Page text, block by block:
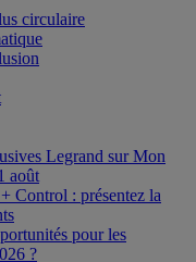
circulaire
Legrand sur Mon
août
Control : présentez la
pour les
?